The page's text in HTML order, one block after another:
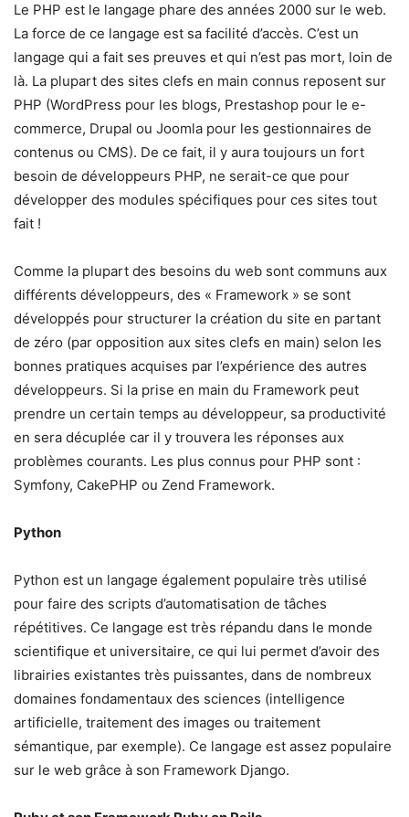
Le PHP est le langage phare des années 2000 sur le web.
La force de ce langage est sa facilité d’accès. C’est un
langage qui a fait ses preuves et qui n’est pas mort, loin de
là. La plupart des sites clefs en main connus reposent sur
PHP (WordPress pour les blogs, Prestashop pour le e-
commerce, Drupal ou Joomla pour les gestionnaires de
contenus ou CMS). De ce fait, il y aura toujours un fort
besoin de développeurs PHP, ne serait-ce que pour
développer des modules spécifiques pour ces sites tout
fait !
Comme la plupart des besoins du web sont communs aux
différents développeurs, des « Framework » se sont
développés pour structurer la création du site en partant
de zéro (par opposition aux sites clefs en main) selon les
bonnes pratiques acquises par l’expérience des autres
développeurs. Si la prise en main du Framework peut
prendre un certain temps au développeur, sa productivité
en sera décuplée car il y trouvera les réponses aux
problèmes courants. Les plus connus pour PHP sont :
Symfony, CakePHP ou Zend Framework.
Python
Python est un langage également populaire très utilisé
pour faire des scripts d’automatisation de tâches
répétitives. Ce langage est très répandu dans le monde
scientifique et universitaire, ce qui lui permet d’avoir des
librairies existantes très puissantes, dans de nombreux
domaines fondamentaux des sciences (intelligence
artificielle, traitement des images ou traitement
sémantique, par exemple). Ce langage est assez populaire
sur le web grâce à son Framework Django.